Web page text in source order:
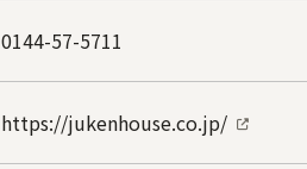
0144-57-5711
https://jukenhouse.co.jp/